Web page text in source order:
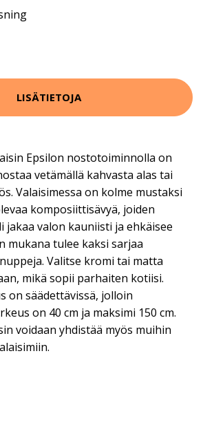
LISÄTIETOJA
Epsilon nostotoiminnolla on
vetämällä kahvasta alas tai
Valaisimessa on kolme mustaksi
komposiittisävyä, joiden
jakaa valon kauniisti ja ehkäisee
mukana tulee kaksi sarjaa
Valitse kromi tai matta
mikä sopii parhaiten kotiisi.
on säädettävissä, jolloin
on 40 cm ja maksimi 150 cm.
voidaan yhdistää myös muihin